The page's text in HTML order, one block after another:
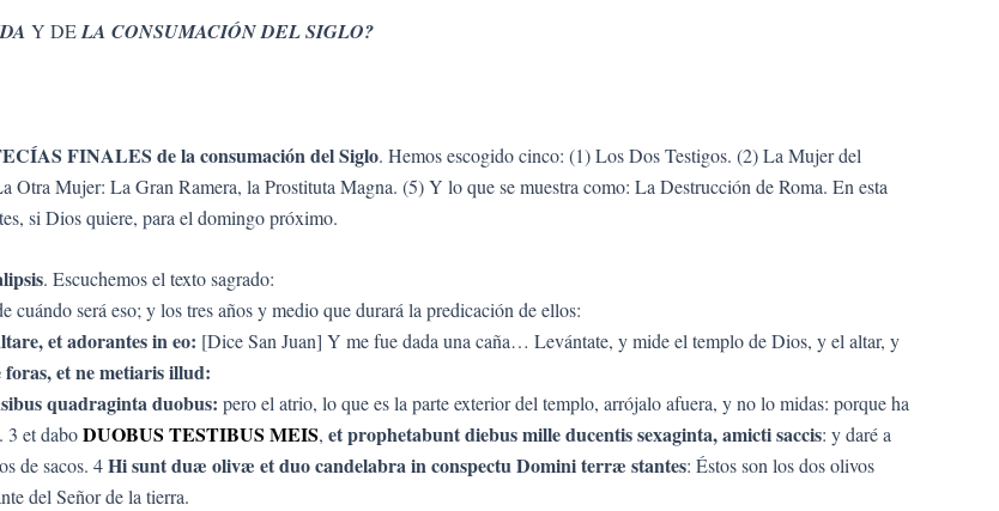
Y DELA CONSUMACIÓN DEL SIGLO?
FINALES de la consumación del Siglo. Hemos escogido cinco: (1) Los Dos Testigos. (2) La Mujer del
Mujer: La Gran Ramera, la Prostituta Magna. (5) Y lo que se muestra como: La Destrucción de Roma. En esta
si Dios quiere, para el domingo próximo.
. Escuchemos el texto sagrado:
será eso; y los tres años y medio que durará la predicación de ellos:
et adorantes in eo: [Dice San Juan] Y me fue dada una caña… Levántate, y mide el templo de Dios, y el altar, y
et ne metiaris illud:
quadraginta duobus: pero el atrio, lo que es la parte exterior del templo, arrójalo afuera, y no lo midas: porque ha
3 et daboDUOBUS TESTIBUS MEIS, et prophetabunt diebus mille ducentis sexaginta, amicti saccis: y daré a
de sacos. 4Hi sunt duæ olivæ et duo candelabra in conspectu Domini terræ stantes: Éstos son los dos olivos
del Señor de la tierra.